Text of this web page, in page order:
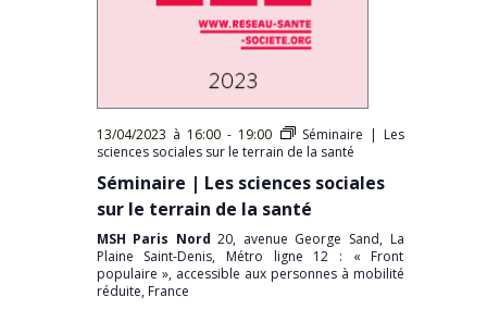
13/04/2023 à 16:00- 19:00
Séminaire | Les
sciences sociales sur le terrain de la santé
Séminaire | Les sciences sociales
sur le terrain de la santé
MSH Paris Nord20, avenue George Sand, La
Plaine Saint-Denis, Métro ligne 12 : « Front
populaire », accessible aux personnes à mobilité
réduite, France